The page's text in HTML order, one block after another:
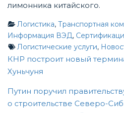
лимонника китайского.
Логистика, Транспортная
Информация ВЭД,
Логистические услуги,
Post
navigation
КНР построит новый
Хуньчуня
Путин поручил
о строительстве Северо-